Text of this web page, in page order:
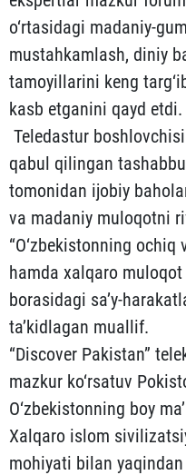
o‘rtasidagi madaniy-
mustahkamlash, diniy
tamoyillarini keng
kasb etganini qayd etdi.
Teledastur
qabul qilingan
tomonidan ijobiy
va madaniy muloqotni
“O‘zbekistonning
hamda xalqaro
borasidagi sa’y-
ta’kidlagan muallif.
“Discover Pakistan”
mazkur ko‘rsatuv
O‘zbekistonning boy
Xalqaro islom
mohiyati bilan